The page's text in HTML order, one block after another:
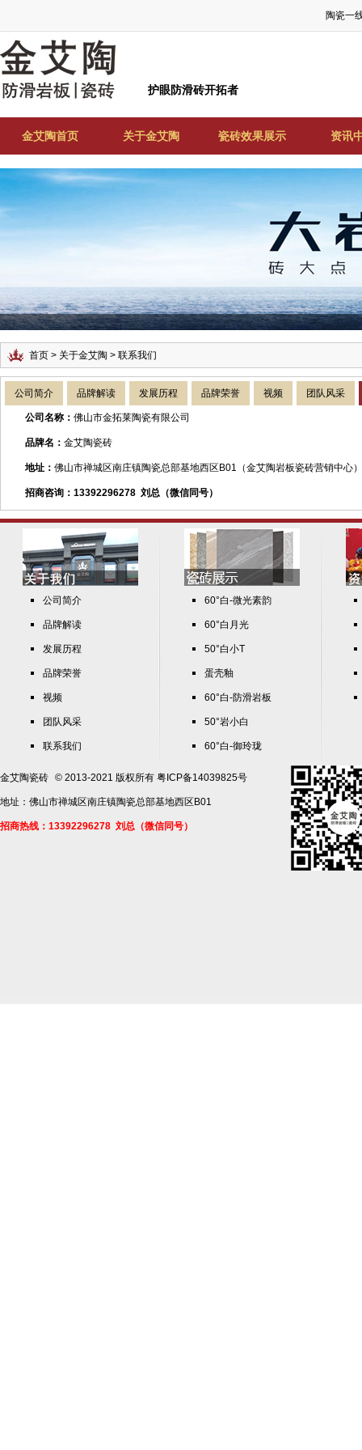
陶瓷一
护眼防滑砖开拓者
金艾陶首页 关于金艾陶 瓷砖效果展示 资讯
首页 > 关于金艾陶 > 联系我们
公司简介 品牌解读 发展历程 品牌荣誉 视频 团队风采
公司名称： 佛山市金拓莱陶瓷有限公司
品牌名： 金艾陶瓷砖
地址： 佛山市禅城区南庄镇陶瓷总部基地西区B01 （金艾陶岩板瓷砖营销中心）
招商咨询：13392296278 刘总（微信同号）
公司简介
品牌解读
发展历程
品牌荣誉
视频
团队风采
联系我们
60°白-微光素韵
60°白月光
50°白小T
蛋壳釉
60°白-防滑岩板
50°岩小白
60°白-御玲珑
金艾陶瓷砖 © 2013-2021 版权所有 粤ICP备14039825号
地址：佛山市禅城区南庄镇陶瓷总部基地西区B01
招商热线：13392296278 刘总（微信同号）